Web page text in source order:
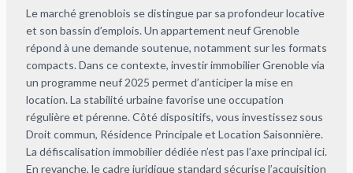
Le marché grenoblois se distingue par sa profondeur locative
et son bassin d’emplois. Un appartement neuf Grenoble
répond à une demande soutenue, notamment sur les formats
compacts. Dans ce contexte, investir immobilier Grenoble via
un programme neuf 2025 permet d’anticiper la mise en
location. La stabilité urbaine favorise une occupation
régulière et pérenne. Côté dispositifs, vous investissez sous
Droit commun, Résidence Principale et Location Saisonnière.
La défiscalisation immobilier dédiée n’est pas l’axe principal ici.
En revanche, le cadre juridique standard sécurise l’acquisition